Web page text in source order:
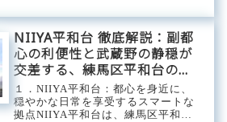
ます。駅周辺には、生活をサポート
する多様な施設が充実。具体的に
は、スーパーマーケ...
NIIYA平和台 徹底解説：副都
心の利便性と武蔵野の静穏が
交差する、練馬区平和台の洗
練レジデンス
１．NIIYA平和台：都心を身近に、
穏やかな日常を享受するスマートな
拠点NIIYA平和台は、練馬区平和台